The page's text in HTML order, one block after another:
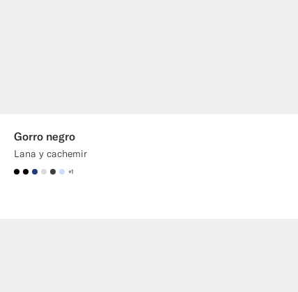
Gorro negro
Lana y cachemir
#000000
#000000
#1C3D7A
#D9DADA
#3d4043
#CCDCF9
+1